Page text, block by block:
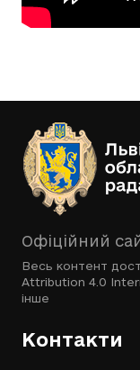
Офіційний
Весь контент
Attribution 4.0
інше
Контакти